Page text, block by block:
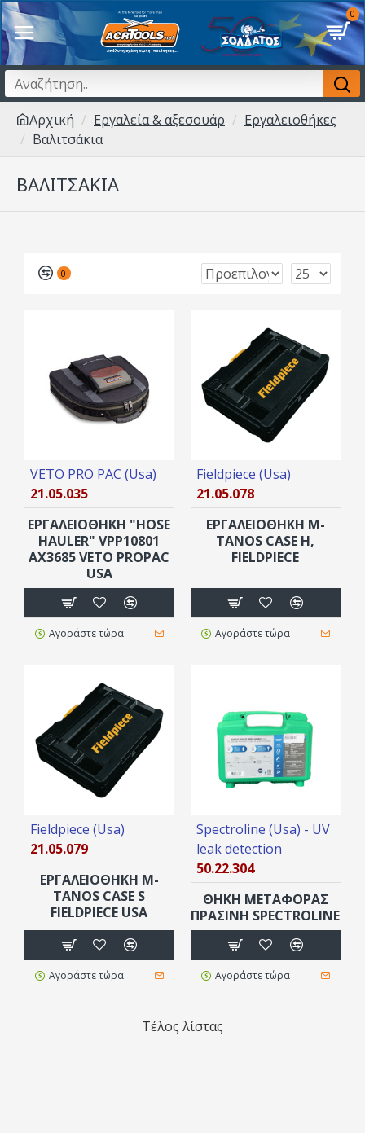
0
Αρχική Εργαλεία & αξεσουάρ
Εργαλειοθήκες
Βαλιτσάκια
ΒΑΛΙΤΣΆΚΙΑ
0
VETO PRO PAC (Usa)
21.05.035
ΕΡΓΑΛΕΙΟΘΗΚΗ "HOSE
HΑULER" VPP10801
AX3685 VETO PROPAC
USA
Αγοράστε τώρα
Fieldpiece (Usa)
21.05.078
ΕΡΓΑΛΕΙΟΘΗΚΗ M-
TANOS CASE H,
FIELDPIECE
Αγοράστε τώρα
Fieldpiece (Usa)
21.05.079
ΕΡΓΑΛΕΙΟΘΗΚΗ M-
TANOS CASE S
FIELDPIECE USA
Αγοράστε τώρα
Spectroline (Usa) - UV
leak detection
50.22.304
ΘΗΚΗ ΜΕΤΑΦΟΡΑΣ
ΠΡΑΣΙΝΗ SPECTROLINE
Αγοράστε τώρα
Τέλος λίστας